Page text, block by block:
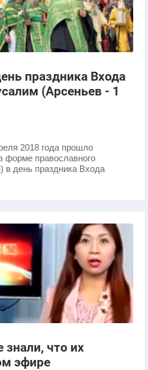
праздника Входа
(Арсеньев - 1
2018 года прошло
форме православного
в день праздника Входа
знали, что их
эфире